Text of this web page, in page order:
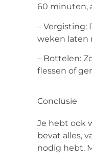
60 minuten,
– Vergisting:
weken laten
– Bottelen:
flessen of
Conclusie
Je hebt ook
bevat alles,
nodig hebt.